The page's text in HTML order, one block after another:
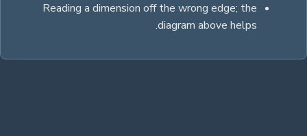
Reading a dimension off the wrong edge; the
diagram above helps.